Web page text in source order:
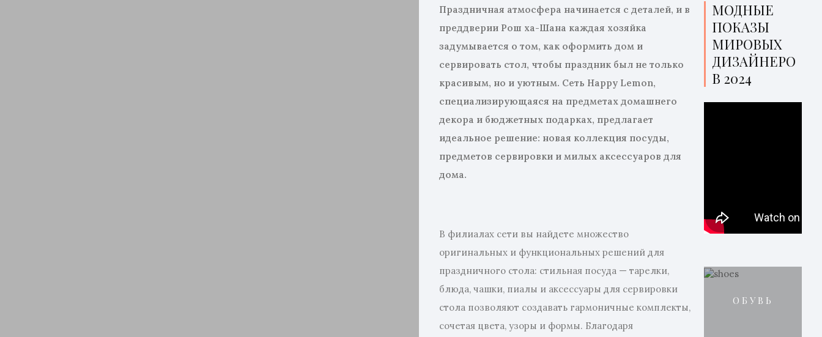
Праздничная атмосфера начинается с деталей, и в
преддверии Рош ха-Шана каждая хозяйка
задумывается о том, как оформить дом и
сервировать стол, чтобы праздник был не только
красивым, но и уютным. Сеть Happy Lemon,
специализирующаяся на предметах домашнего
декора и бюджетных подарках, предлагает
идеальное решение: новая коллекция посуды,
предметов сервировки и милых аксессуаров для
дома.
В филиалах сети вы найдете множество
оригинальных и функциональных решений для
праздничного стола: стильная посуда — тарелки,
блюда, чашки, пиалы и аксессуары для сервировки
стола позволяют создавать гармоничные комплекты,
сочетая цвета, узоры и формы. Благодаря
МОДНЫЕ
ПОКАЗЫ
МИРОВЫХ
ДИЗАЙНЕРО
В 2024
ОБУВЬ